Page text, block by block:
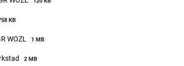
KB
WOZL 1 MB
2 MB